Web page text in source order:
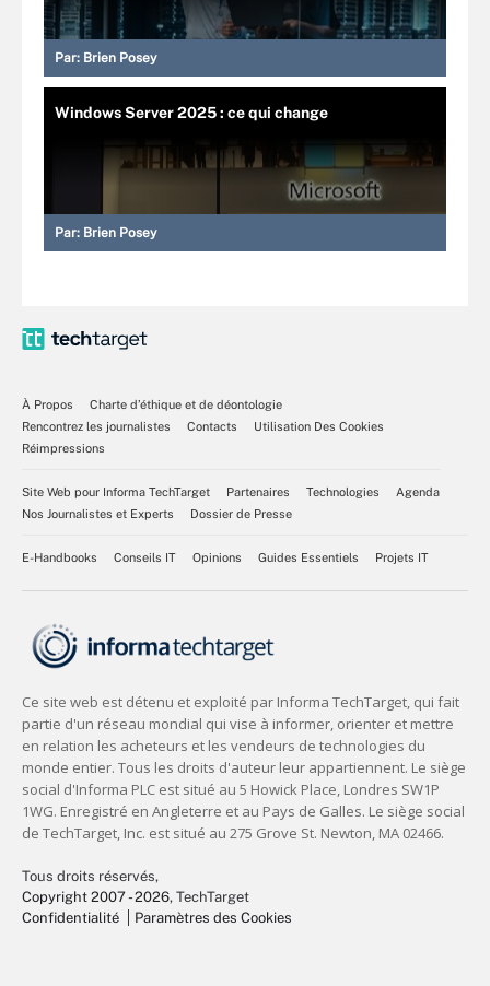
Par: Brien Posey
Windows Server 2025 : ce qui change
Par: Brien Posey
À Propos
Charte d’éthique et de déontologie
Rencontrez les journalistes
Contacts
Utilisation Des Cookies
Réimpressions
Site Web pour Informa TechTarget Partenaires Technologies
Agenda
Nos Journalistes et Experts
Dossier de Presse
E-Handbooks Conseils IT Opinions Guides Essentiels Projets IT
Tous droits réservés,
Copyright 2007 - 2026, TechTarget
Confidentialité
Paramètres des Cookies